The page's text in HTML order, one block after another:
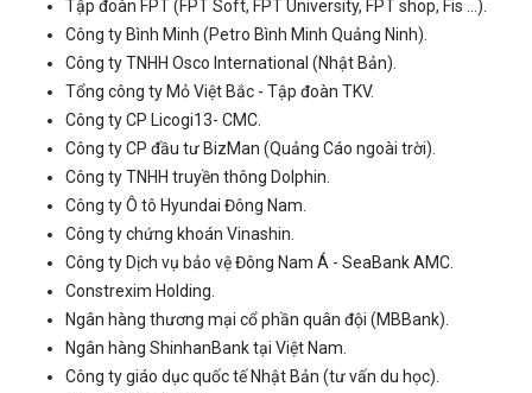
Tập đoàn FPT (FPT Soft, FPT University, FPT shop, Fis ...).
Công ty Bình Minh (Petro Bình Minh Quảng Ninh).
Công ty TNHH Osco International (Nhật Bản).
Tổng công ty Mỏ Việt Bắc - Tập đoàn TKV.
Công ty CP Licogi13- CMC.
Công ty CP đầu tư BizMan (Quảng Cáo ngoài trời).
Công ty TNHH truyền thông Dolphin.
Công ty Ô tô Hyundai Đông Nam.
Công ty chứng khoán Vinashin.
Công ty Dịch vụ bảo vệ Đông Nam Á - SeaBank AMC.
Constrexim Holding.
Ngân hàng thương mại cổ phần quân đội (MBBank).
Ngân hàng ShinhanBank tại Việt Nam.
Công ty giáo dục quốc tế Nhật Bản (tư vấn du học).